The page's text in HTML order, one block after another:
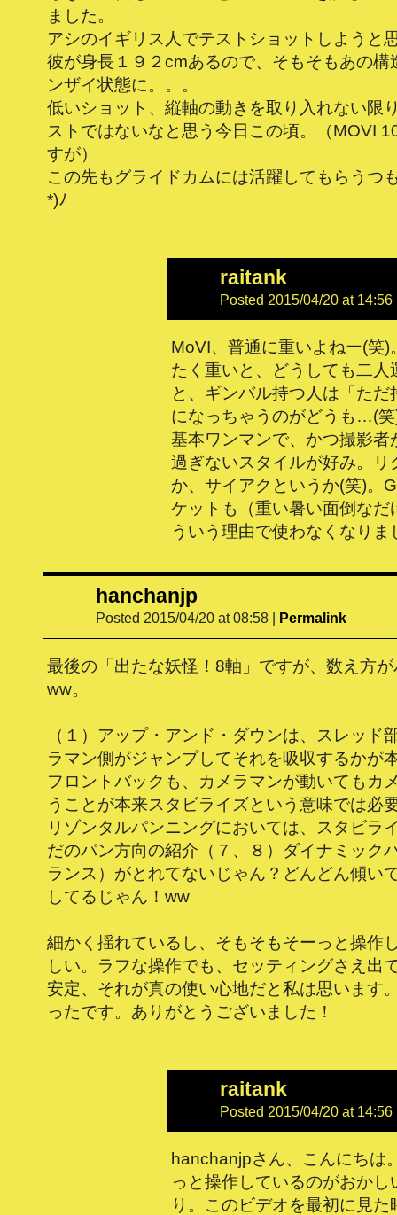
ました。
アシのイギリス人でテストショットしようと
彼が身長１９２cmあるので、そもそもあの構
ンザイ状態に。。。
低いショット、縦軸の動きを取り入れない限
ストではないなと思う今日この頃。（MOVI
すが）
この先もグライドカムには活躍してもらうつ
*)ﾉ
raitank
Posted 2015/04/20 at 14:56
MoVI、普通に重いよねー(笑
たく重いと、どうしても二人
と、ギンバル持つ人は「ただ
になっちゃうのがどうも…(
基本ワンマンで、かつ撮影者
過ぎないスタイルが好み。リ
か、サイアクというか(笑)。
ケットも（重い暑い面倒なだ
ういう理由で使わなくなりま
hanchanjp
Posted 2015/04/20 at 08:58 | Permalink
最後の「出たな妖怪！8軸」ですが、数え方
ww。
（１）アップ・アンド・ダウンは、スレッド
ラマン側がジャンプしてそれを吸収するかが
フロントバックも、カメラマンが動いてもカ
うことが本来スタビライズという意味では必
リゾンタルパンニングにおいては、スタビラ
だのパン方向の紹介（７、８）ダイナミック
ランス）がとれてないじゃん？どんどん傾い
してるじゃん！ww
細かく揺れているし、そもそもそーっと操作
しい。ラフな操作でも、セッティングさえ出
安定、それが真の使い心地だと私は思います
ったです。ありがとうございました！
raitank
Posted 2015/04/20 at 14:56
hanchanjpさん、こんにちは
っと操作しているのがおかし
り。このビデオを最初に見た